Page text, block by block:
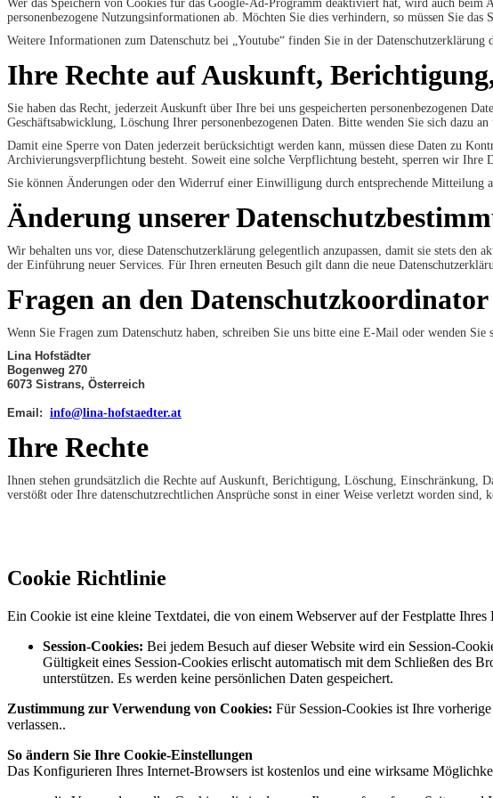
Wer das Speichern von Cookies für das Google-Ad-Programm deaktiviert hat, wird auch beim
personenbezogene Nutzungsinformationen ab. Möchten Sie dies verhindern, so müssen Sie
Weitere Informationen zum Datenschutz bei „Youtube“ finden Sie in der Datenschutzerklärung
Ihre Rechte auf Auskunft,
Sie haben das Recht, jederzeit Auskunft über Ihre bei uns gespeicherten personenbezogenen
Geschäftsabwicklung, Löschung Ihrer personenbezogenen Daten. Bitte wenden Sie sich dazu
Damit eine Sperre von Daten jederzeit berücksichtigt werden kann, müssen diese Daten zu
Archivierungsverpflichtung besteht. Soweit eine solche Verpflichtung besteht, sperren wir Ihre
Sie können Änderungen oder den Widerruf einer Einwilligung durch entsprechende Mitteilung
Änderung unserer
Wir behalten uns vor, diese Datenschutzerklärung gelegentlich anzupassen, damit sie stets
der Einführung neuer Services. Für Ihren erneuten Besuch gilt dann die neue
Fragen an den Datenschutzkoordinator
Wenn Sie Fragen zum Datenschutz haben, schreiben Sie uns bitte eine E-Mail oder wenden
Lina Hofstädter
Bogenweg 270
6073 Sistrans, Österreich
Email: info@lina-hofstaedter.at
Ihre Rechte
Ihnen stehen grundsätzlich die Rechte auf Auskunft, Berichtigung, Löschung, Einschränkung,
verstößt oder Ihre datenschutzrechtlichen Ansprüche sonst in einer Weise verletzt worden
Cookie Richtlinie
Ein Cookie ist eine kleine Textdatei, die von einem Webserver auf der Festplatte
Session-Cookies: Bei jedem Besuch auf dieser Website wird ein Session-
Gültigkeit eines Session-Cookies erlischt automatisch mit dem Schließen des
unterstützen. Es werden keine persönlichen Daten gespeichert.
Zustimmung zur Verwendung von Cookies: Für Session-Cookies ist Ihre
verlassen..
So ändern Sie Ihre Cookie-Einstellungen
Das Konfigurieren Ihres Internet-Browsers ist kostenlos und eine wirksame